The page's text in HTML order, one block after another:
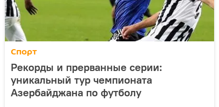
Спорт
Рекорды и прерванные серии:
уникальный тур чемпионата
Азербайджана по футболу